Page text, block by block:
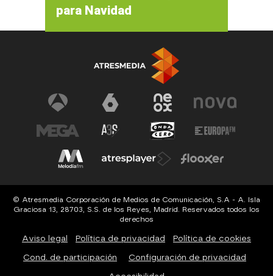
para Navidad
© Atresmedia Corporación de Medios de Comunicación, S.A - A. Isla
Graciosa 13, 28703, S.S. de los Reyes, Madrid. Reservados todos los
derechos
Aviso legal Política de privacidad Política de cookies
Cond. de participación Configuración de privacidad